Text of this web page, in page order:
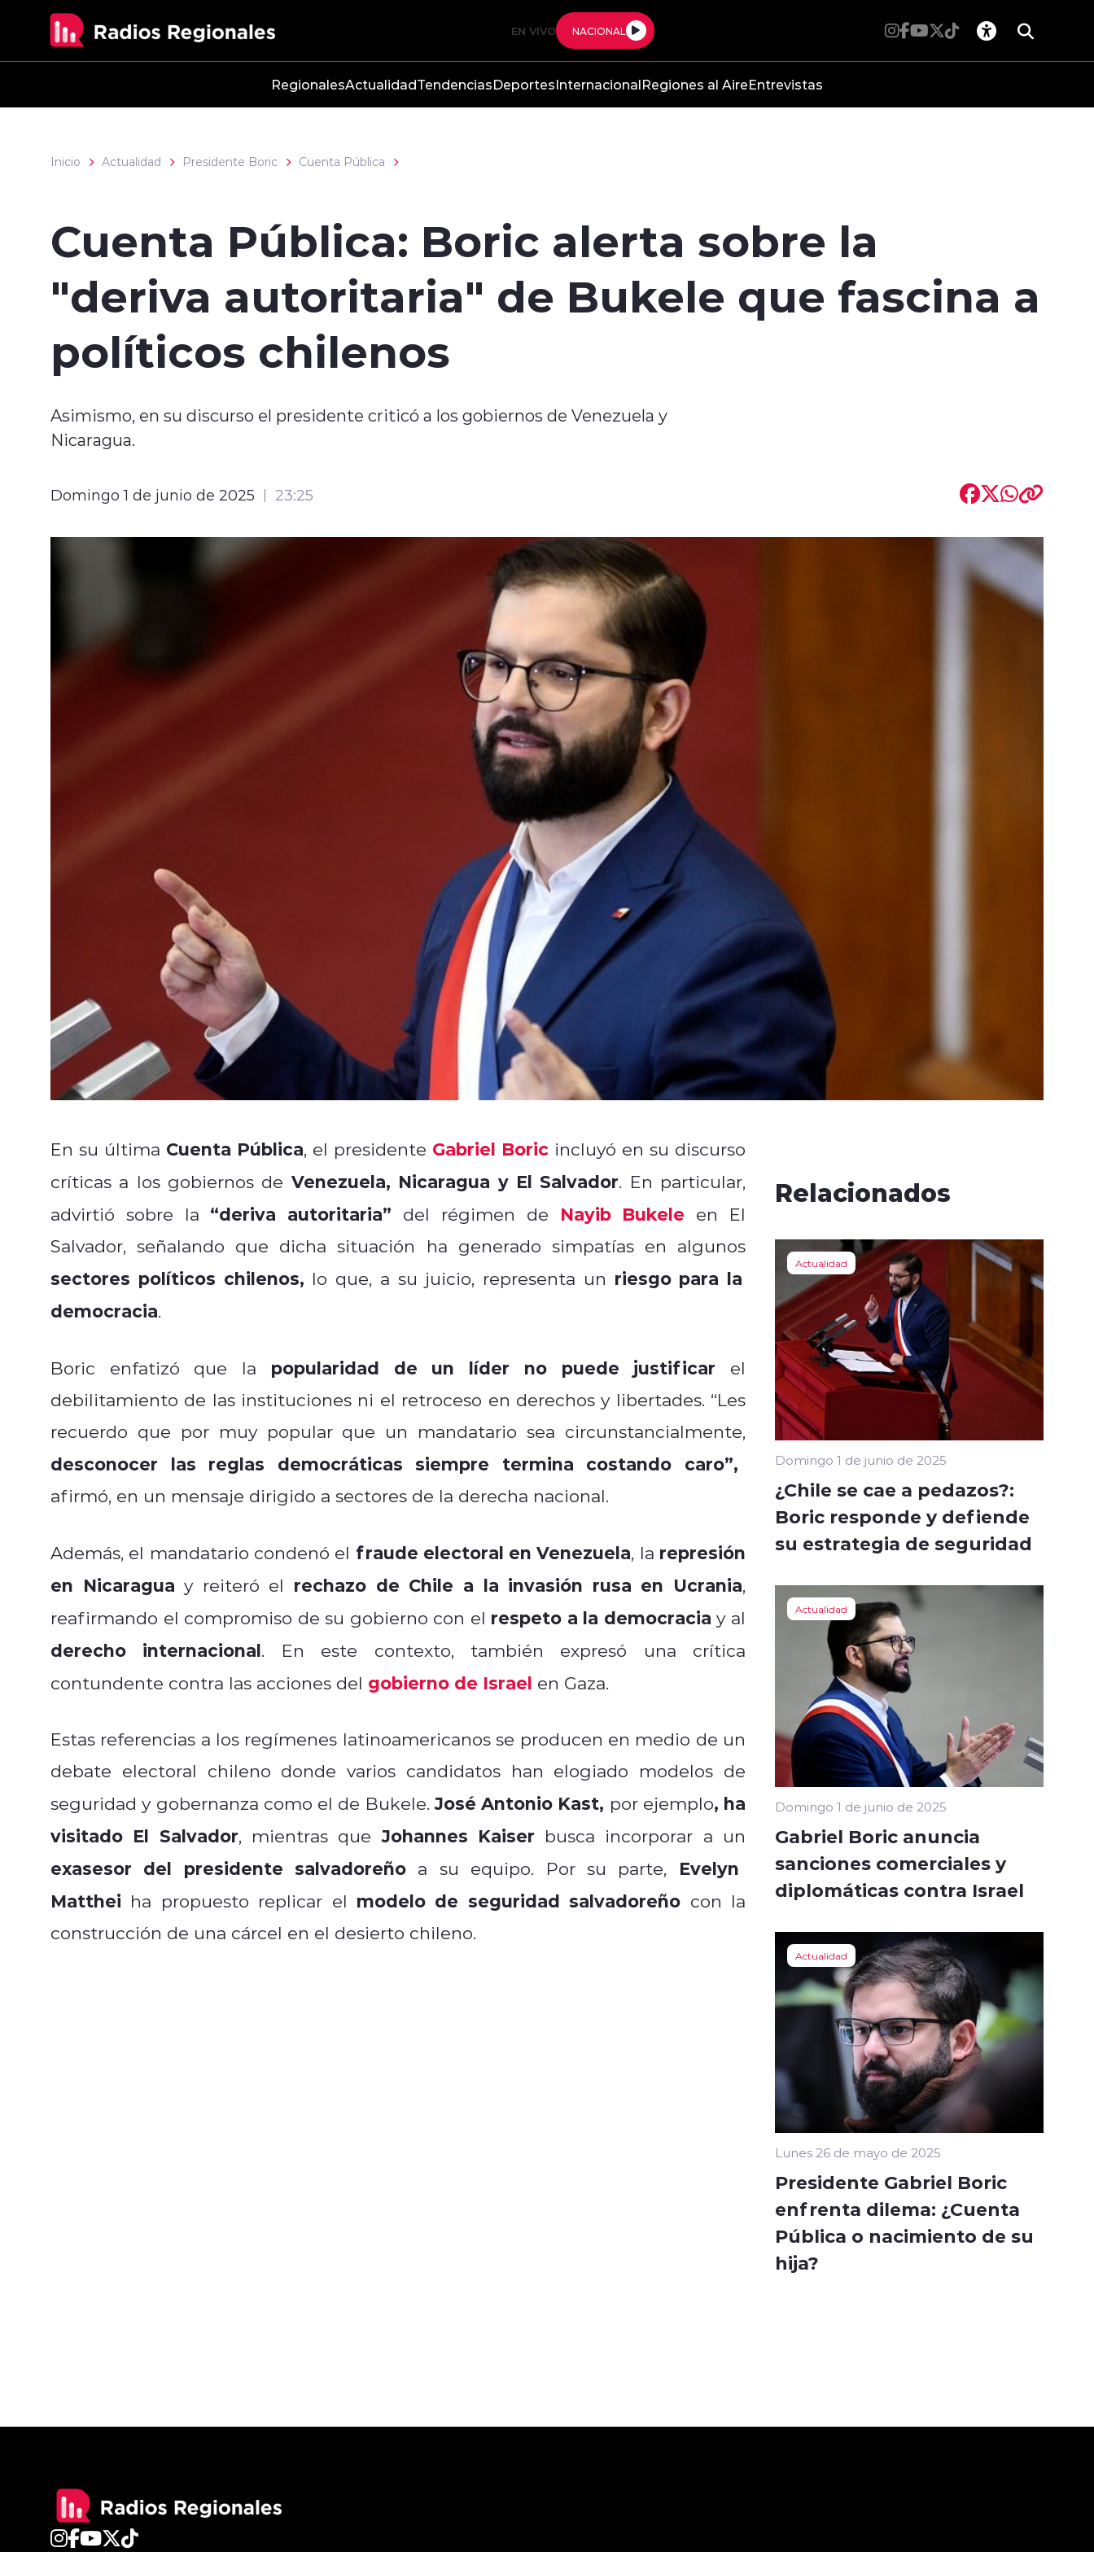
EN VIVO NACIONAL
RegionalesActualidadTendenciasDeportesInternacionalRegiones al AireEntrevistas
Inicio Actualidad Presidente Boric Cuenta Pública
Cuenta Pública: Boric alerta sobre la
"deriva autoritaria" de Bukele que fascina a
políticos chilenos
Asimismo, en su discurso el presidente criticó a los gobiernos de Venezuela y
Nicaragua.
Domingo 1 de junio de 2025 23:25
En su última Cuenta Pública, el presidente Gabriel Boric incluyó en su discurso
críticas a los gobiernos de Venezuela, Nicaragua y El Salvador. En particular,
advirtió sobre la “deriva autoritaria” del régimen de Nayib Bukele en El
Salvador, señalando que dicha situación ha generado simpatías en algunos
sectores políticos chilenos, lo que, a su juicio, representa un riesgo para la
democracia.
Boric enfatizó que la popularidad de un líder no puede justificar el
debilitamiento de las instituciones ni el retroceso en derechos y libertades. “Les
recuerdo que por muy popular que un mandatario sea circunstancialmente,
desconocer las reglas democráticas siempre termina costando caro”,
afirmó, en un mensaje dirigido a sectores de la derecha nacional.
Además, el mandatario condenó el fraude electoral en Venezuela, la represión
en Nicaragua y reiteró el rechazo de Chile a la invasión rusa en Ucrania,
reafirmando el compromiso de su gobierno con el respeto a la democracia y al
derecho internacional. En este contexto, también expresó una crítica
contundente contra las acciones del gobierno de Israel en Gaza.
Estas referencias a los regímenes latinoamericanos se producen en medio de un
debate electoral chileno donde varios candidatos han elogiado modelos de
seguridad y gobernanza como el de Bukele. José Antonio Kast, por ejemplo, ha
visitado El Salvador, mientras queJohannes Kaiser busca incorporar a un
exasesor del presidente salvadoreño a su equipo. Por su parte, Evelyn
Matthei ha propuesto replicar el modelo de seguridad salvadoreño con la
construcción de una cárcel en el desierto chileno.
Relacionados
Actualidad
Domingo 1 de junio de 2025
¿Chile se cae a pedazos?:
Boric responde y defiende
su estrategia de seguridad
Actualidad
Domingo 1 de junio de 2025
Gabriel Boric anuncia
sanciones comerciales y
diplomáticas contra Israel
Actualidad
Lunes 26 de mayo de 2025
Presidente Gabriel Boric
enfrenta dilema: ¿Cuenta
Pública o nacimiento de su
hija?